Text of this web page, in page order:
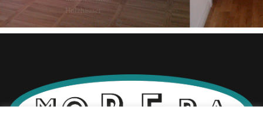
Holzhäuser
MEHR ERFAHREN